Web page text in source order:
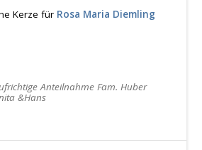
Kerze für Rosa Maria Diemling
Anteilnahme Fam. Huber
&Hans